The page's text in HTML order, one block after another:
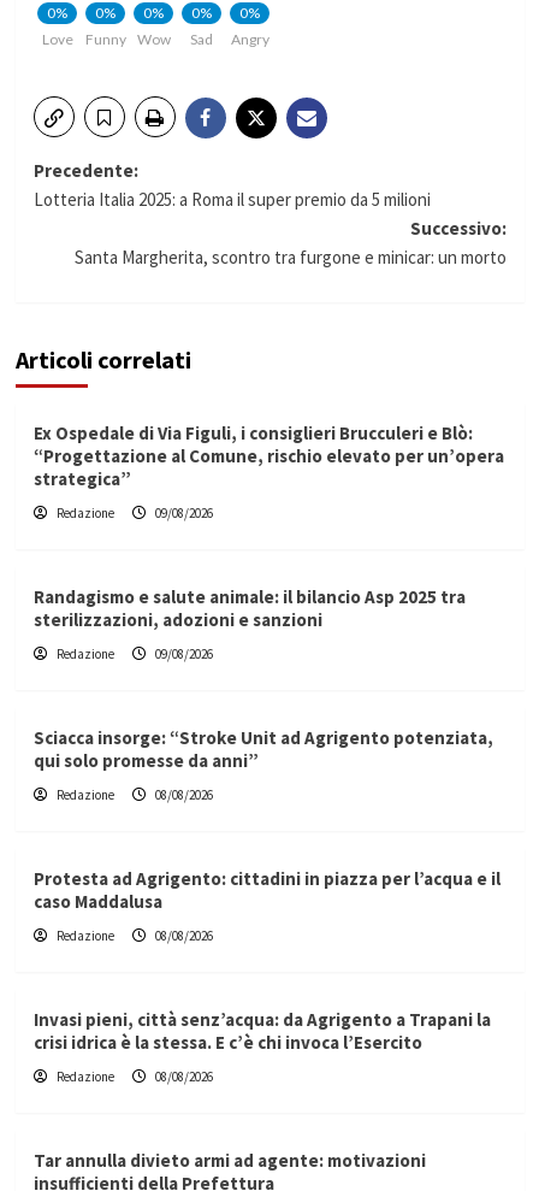
0%
Love
0%
Funny
0%
Wow
0%
Sad
0%
Angry
Navigazione
Precedente:
Lotteria Italia 2025: a Roma il super premio da 5 milioni
Successivo:
Santa Margherita, scontro tra furgone e minicar: un morto
Articoli correlati
Ex Ospedale di Via Figuli, i consiglieri Brucculeri e Blò:
“Progettazione al Comune, rischio elevato per un’opera
strategica”
Redazione 09/08/2026
Randagismo e salute animale: il bilancio Asp 2025 tra
sterilizzazioni, adozioni e sanzioni
Redazione 09/08/2026
Sciacca insorge: “Stroke Unit ad Agrigento potenziata,
qui solo promesse da anni”
Redazione 08/08/2026
Protesta ad Agrigento: cittadini in piazza per l’acqua e il
caso Maddalusa
Redazione 08/08/2026
Invasi pieni, città senz’acqua: da Agrigento a Trapani la
crisi idrica è la stessa. E c’è chi invoca l’Esercito
Redazione 08/08/2026
Tar annulla divieto armi ad agente: motivazioni
insufficienti della Prefettura